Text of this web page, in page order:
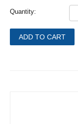
Quantity:
ADD TO CART